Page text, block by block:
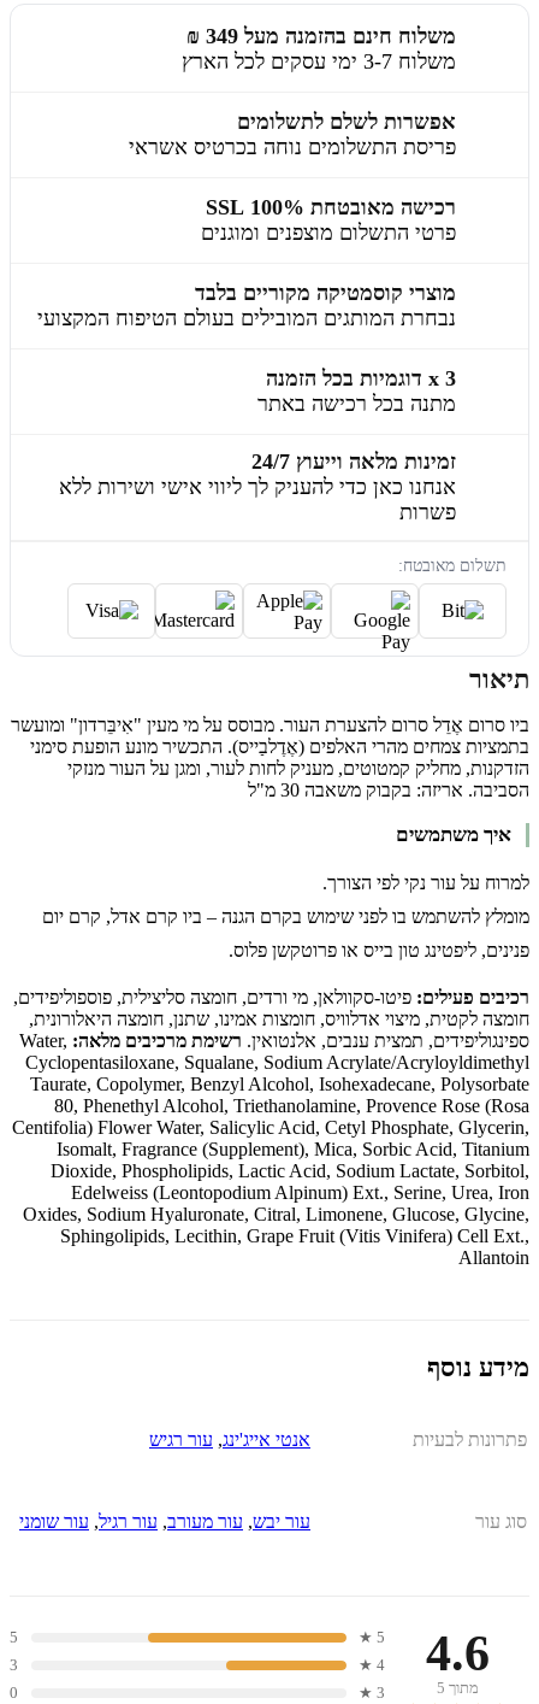
משלוח חינם בהזמנה מעל 349 ₪
משלוח 3-7 ימי עסקים לכל הארץ
אפשרות לשלם לתשלומים
פריסת התשלומים נוחה בכרטיס אשראי
רכישה מאובטחת 100% SSL
פרטי התשלום מוצפנים ומוגנים
מוצרי קוסמטיקה מקוריים בלבד
נבחרת המותגים המובילים בעולם הטיפוח המקצועי
3 x דוגמיות בכל הזמנה
מתנה בכל רכישה באתר
זמינות מלאה וייעוץ 24/7
אנחנו כאן כדי להעניק לך ליווי אישי ושירות ללא
פשרות
תשלום מאובטח:
תיאור
ביו סרום אֶדֵל סרום להצערת העור. מבוסס על מי מעין "אִיבֵּרדון" ומועשר
בתמציות צמחים מהרי האלפים (אֶדֶלבַייס). התכשיר מונע הופעת סימני
הזדקנות, מחליק קמטוטים, מעניק לחות לעור, ומגן על העור מנזקי
הסביבה. אריזה: בקבוק משאבה 30 מ"ל
איך משתמשים
למרוח על עור נקי לפי הצורך.
מומלץ להשתמש בו לפני שימוש בקרם הגנה – ביו קרם אדל, קרם יום
פנינים, ליפטינג טון בייס או פרוטקשן פלוס.
רכיבים פעילים: פיטו-סקוולאן, מי ורדים, חומצה סליצילית, פוספוליפידים,
חומצה לקטית, מיצוי אדלוויס, חומצות אמינו, שתנן, חומצה היאלורונית,
ספינגוליפידים, תמצית ענבים, אלנטואין. רשימת מרכיבים מלאה: Water,
Cyclopentasiloxane, Squalane, Sodium Acrylate/Acryloyldimethyl
Taurate, Copolymer, Benzyl Alcohol, Isohexadecane, Polysorbate
80, Phenethyl Alcohol, Triethanolamine, Provence Rose (Rosa
Centifolia) Flower Water, Salicylic Acid, Cetyl Phosphate, Glycerin,
Isomalt, Fragrance (Supplement), Mica, Sorbic Acid, Titanium
Dioxide, Phospholipids, Lactic Acid, Sodium Lactate, Sorbitol,
Edelweiss (Leontopodium Alpinum) Ext., Serine, Urea, Iron
Oxides, Sodium Hyaluronate, Citral, Limonene, Glucose, Glycine,
Sphingolipids, Lecithin, Grape Fruit (Vitis Vinifera) Cell Ext.,
Allantoin
מידע נוסף
פתרונות לבעיות אנטי אייג'ינג, עור רגיש
סוג עור עור יבש, עור מעורב, עור רגיל, עור שומני
4.6
מתוך 5
5 ★
5
4 ★
3
3 ★
0